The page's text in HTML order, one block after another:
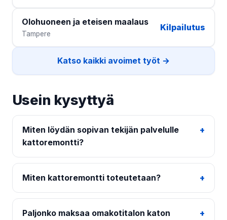
Olohuoneen ja eteisen maalaus
Tampere
Kilpailutus
Katso kaikki avoimet työt →
Usein kysyttyä
Miten löydän sopivan tekijän palvelulle
kattoremontti?
Miten kattoremontti toteutetaan?
Paljonko maksaa omakotitalon katon